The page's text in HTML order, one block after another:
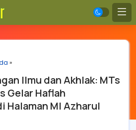
»
Ilmu dan Akhlak: MTs
Gelar Haflah
Halaman MI Azharul